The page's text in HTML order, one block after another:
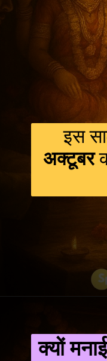
इस
अक्टूबर
क्यों